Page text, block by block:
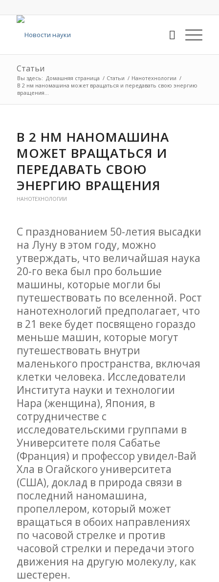
Статьи
Вы здесь: Домашняя страница / Статьи / Нанотехнологии /
В 2 нм наномашина может вращаться и передавать свою энергию
вращения...
В 2 НМ НАНОМАШИНА
МОЖЕТ ВРАЩАТЬСЯ И
ПЕРЕДАВАТЬ СВОЮ
ЭНЕРГИЮ ВРАЩЕНИЯ
НАНОТЕХНОЛОГИИ
С празднованием 50-летия высадки
на Луну в этом году, можно
утверждать, что величайшая наука
20-го века был про большие
машины, которые могли бы
путешествовать по вселенной. Рост
нанотехнологий предполагает, что
в 21 веке будет посвящено гораздо
меньше машин, которые могут
путешествовать внутри
маленького пространства, включая
клетки человека. Исследователи
Института науки и технологии
Нара (женщина), Япония, в
сотрудничестве с
исследовательскими группами в
Университете поля Сабатье
(Франция) и профессор увидел-Вай
Хла в Огайского университета
(США), доклад в природа связи в
последний наномашина,
пропеллером, который может
вращаться в обоих направлениях
по часовой стрелке и против
часовой стрелки и передачи этого
движения на другую молекулу, как
шестерен.